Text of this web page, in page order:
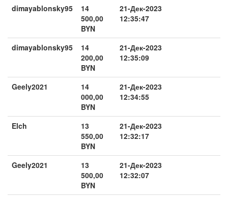
dimayablonsky95
14
500,00
BYN
21-Дек-2023
12:35:47
dimayablonsky95
14
200,00
BYN
21-Дек-2023
12:35:09
Geely2021
14
000,00
BYN
21-Дек-2023
12:34:55
Elch
13
550,00
BYN
21-Дек-2023
12:32:17
Geely2021
13
500,00
BYN
21-Дек-2023
12:32:07